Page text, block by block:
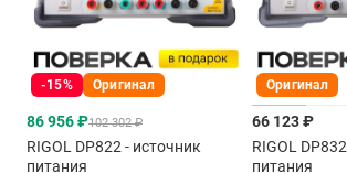
-15% Оригинал
86 956 ₽102 302 ₽
RIGOL DP822 - источник
питания
Оригинал
66 123 ₽
RIGOL DP832 - источник
питания